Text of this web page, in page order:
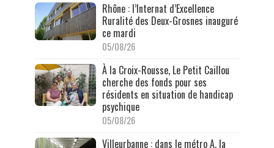
Rhône : l’Internat d’Excellence
Ruralité des Deux-Grosnes inauguré
ce mardi
05/08/26
À la Croix-Rousse, Le Petit Caillou
cherche des fonds pour ses
résidents en situation de handicap
psychique
05/08/26
Villeurbanne : dans le métro A, la